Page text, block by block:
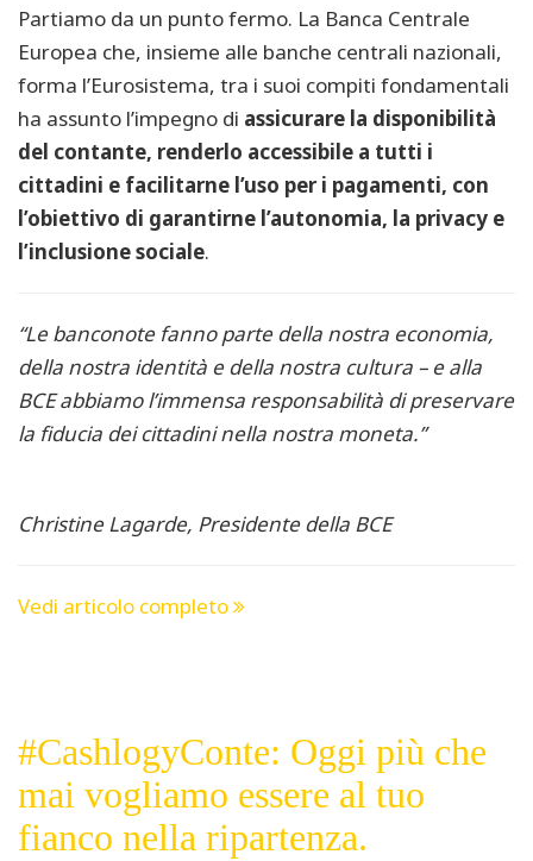
Partiamo da un punto fermo. La Banca Centrale
Europea che, insieme alle banche centrali nazionali,
forma l’Eurosistema, tra i suoi compiti fondamentali
ha assunto l’impegno di assicurare la disponibilità
del contante, renderlo accessibile a tutti i
cittadini e facilitarne l’uso per i pagamenti, con
l’obiettivo di garantirne l’autonomia, la privacy e
l’inclusione sociale.
“Le banconote fanno parte della nostra economia,
della nostra identità e della nostra cultura – e alla
BCE abbiamo l’immensa responsabilità di preservare
la fiducia dei cittadini nella nostra moneta.”
Christine Lagarde, Presidente della BCE
Vedi articolo completo
#CashlogyConte: Oggi più che
mai vogliamo essere al tuo
fianco nella ripartenza.